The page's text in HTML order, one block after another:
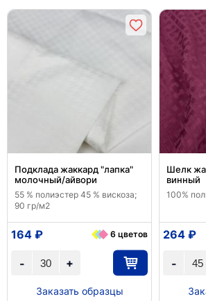
Подклада жаккард "лапка"
молочный/айвори
55 % полиэстер 45 % вискоза;
90 гр/м2
+
-
164 ₽ 6 цветов
Заказать образцы
Шелк
винный
100%
-
264 ₽